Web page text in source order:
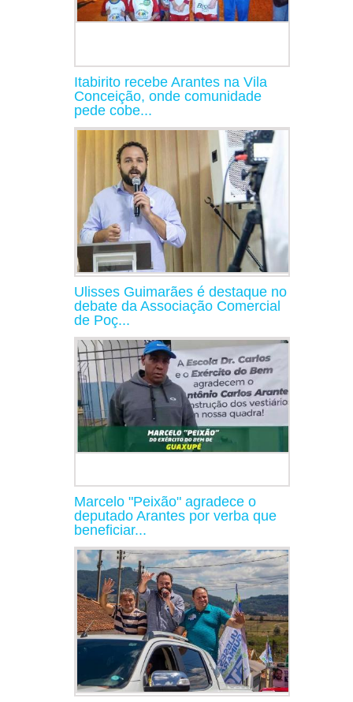
Itabirito recebe Arantes na Vila
Conceição, onde comunidade
pede cobe...
Ulisses Guimarães é destaque no
debate da Associação Comercial
de Poç...
Marcelo "Peixão" agradece o
deputado Arantes por verba que
beneficiar...